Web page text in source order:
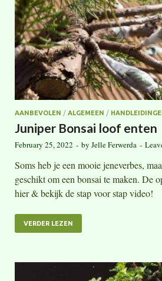
AANBEVOLEN / ALGEMEEN /
Juniper Bonsai loof enten
February 25, 2022 - by Jelle Ferwerda -
Soms heb je een mooie jeneverbes,
geschikt om een bonsai te maken. De
hier & bekijk de stap voor stap video!
VERDER LEZEN